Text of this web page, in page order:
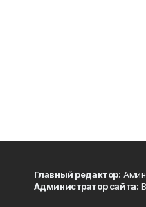
Главный редактор:
Администратор сайта: